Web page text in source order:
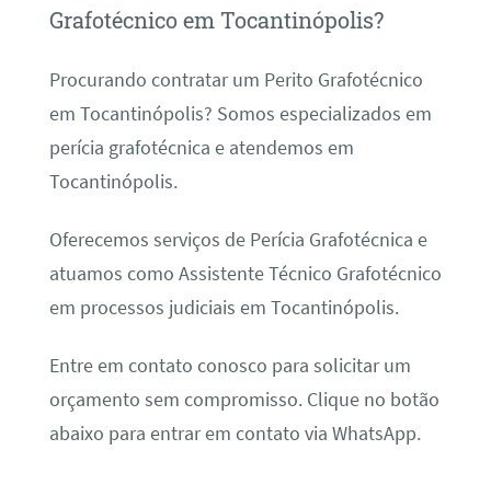
Grafotécnico em Tocantinópolis?
Procurando contratar um Perito Grafotécnico
em Tocantinópolis? Somos especializados em
perícia grafotécnica e atendemos em
Tocantinópolis.
Oferecemos serviços de Perícia Grafotécnica e
atuamos como Assistente Técnico Grafotécnico
em processos judiciais em Tocantinópolis.
Entre em contato conosco para solicitar um
orçamento sem compromisso. Clique no botão
abaixo para entrar em contato via WhatsApp.